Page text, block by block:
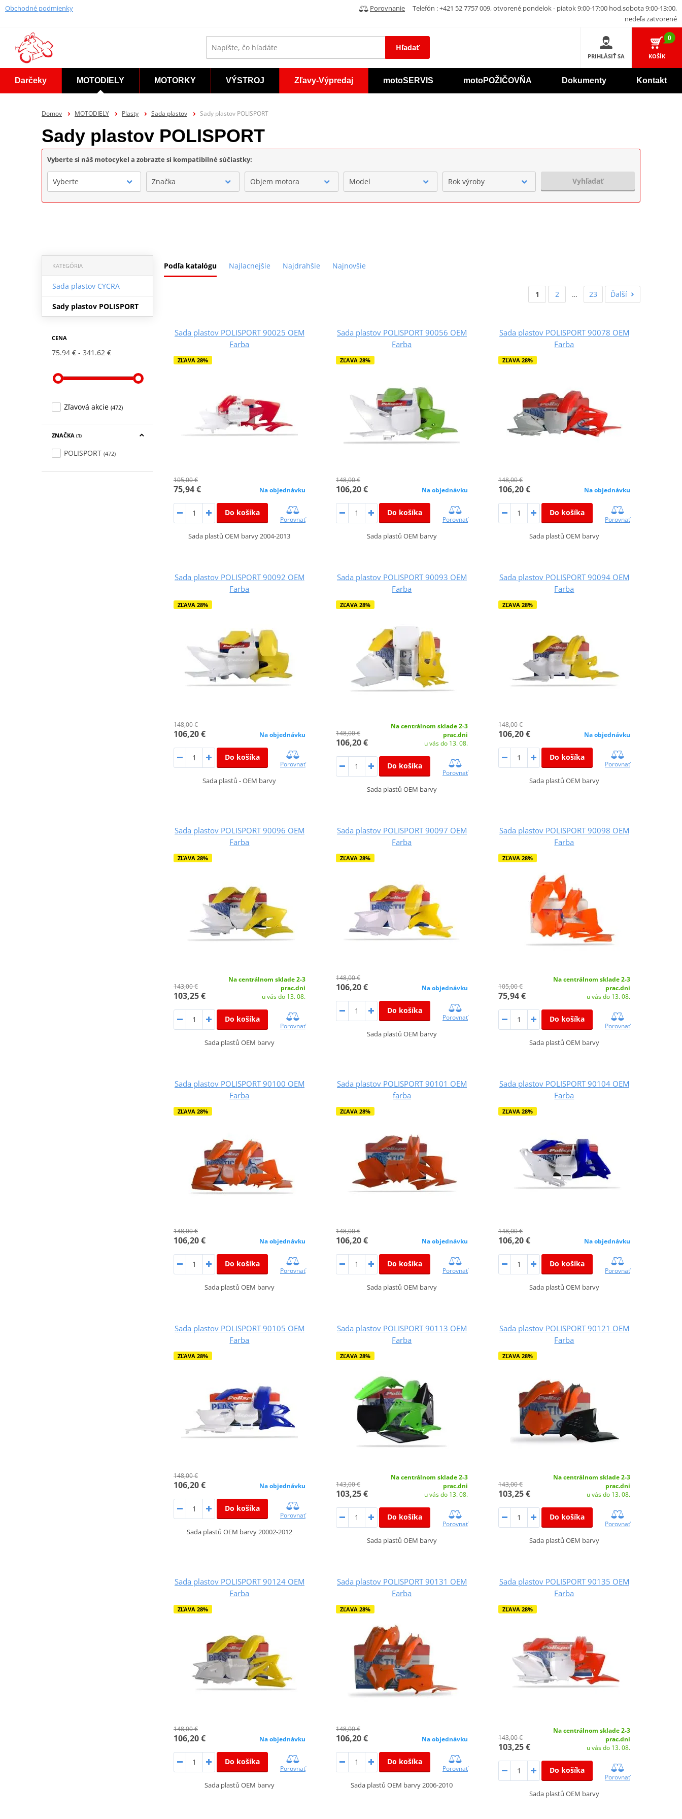
Obchodné podmienky Porovnanie
Telefón : +421 52 7757 009, otvorené pondelok - piatok 9:00-17:00 hod,sobota 9:00-13:00,
nedeľa zatvorené
Hľadať
PRIHLÁSIŤ SA
0
KOŠÍK
Darčeky MOTODIELY MOTORKY VÝSTROJ Zľavy-Výpredaj motoSERVIS motoPOŽIČOVŇA Dokumenty Kontakt
Domov MOTODIELY Plasty Sada plastov Sady plastov POLISPORT
Sady plastov POLISPORT
Vyberte si náš motocykel a zobrazte si kompatibilné súčiastky:
Vyberte Značka Objem motora Model Rok výroby Vyhľadať
Podľa katalógu Najlacnejšie Najdrahšie Najnovšie
KATEGÓRIA
Sada plastov CYCRA
Sady plastov POLISPORT
CENA
75.94 € 341.62 €
Zľavová akcie (472)
ZNAČKA (1)
POLISPORT (472)
1 2 … 23 Ďalší
Sada plastov POLISPORT 90025 OEM
Farba
ZĽAVA 28%
105,00 €
75,94 € Na objednávku
Do košíka
Porovnať
Sada plastů OEM barvy 2004-2013
Sada plastov POLISPORT 90056 OEM
Farba
ZĽAVA 28%
148,00 €
106,20 € Na objednávku
Do košíka
Porovnať
Sada plastů OEM barvy
Sada plastov POLISPORT 90078 OEM
Farba
ZĽAVA 28%
148,00 €
106,20 € Na objednávku
Do košíka
Porovnať
Sada plastů OEM barvy
Sada plastov POLISPORT 90092 OEM
Farba
ZĽAVA 28%
148,00 €
106,20 € Na objednávku
Do košíka
Porovnať
Sada plastů - OEM barvy
Sada plastov POLISPORT 90093 OEM
Farba
ZĽAVA 28%
148,00 €
106,20 €
Na centrálnom sklade 2-3
prac.dni
u vás do 13. 08.
Do košíka
Porovnať
Sada plastů OEM barvy
Sada plastov POLISPORT 90094 OEM
Farba
ZĽAVA 28%
148,00 €
106,20 € Na objednávku
Do košíka
Porovnať
Sada plastů OEM barvy
Sada plastov POLISPORT 90096 OEM
Farba
ZĽAVA 28%
143,00 €
103,25 €
Na centrálnom sklade 2-3
prac.dni
u vás do 13. 08.
Do košíka
Porovnať
Sada plastů OEM barvy
Sada plastov POLISPORT 90097 OEM
Farba
ZĽAVA 28%
148,00 €
106,20 € Na objednávku
Do košíka
Porovnať
Sada plastů OEM barvy
Sada plastov POLISPORT 90098 OEM
Farba
ZĽAVA 28%
105,00 €
75,94 €
Na centrálnom sklade 2-3
prac.dni
u vás do 13. 08.
Do košíka
Porovnať
Sada plastů OEM barvy
Sada plastov POLISPORT 90100 OEM
Farba
ZĽAVA 28%
148,00 €
106,20 € Na objednávku
Do košíka
Porovnať
Sada plastů OEM barvy
Sada plastov POLISPORT 90101 OEM
farba
ZĽAVA 28%
148,00 €
106,20 € Na objednávku
Do košíka
Porovnať
Sada plastů OEM barvy
Sada plastov POLISPORT 90104 OEM
Farba
ZĽAVA 28%
148,00 €
106,20 € Na objednávku
Do košíka
Porovnať
Sada plastů OEM barvy
Sada plastov POLISPORT 90105 OEM
Farba
ZĽAVA 28%
148,00 €
106,20 € Na objednávku
Do košíka
Porovnať
Sada plastů OEM barvy 20002-2012
Sada plastov POLISPORT 90113 OEM
Farba
ZĽAVA 28%
143,00 €
103,25 €
Na centrálnom sklade 2-3
prac.dni
u vás do 13. 08.
Do košíka
Porovnať
Sada plastů OEM barvy
Sada plastov POLISPORT 90121 OEM
Farba
ZĽAVA 28%
143,00 €
103,25 €
Na centrálnom sklade 2-3
prac.dni
u vás do 13. 08.
Do košíka
Porovnať
Sada plastů OEM barvy
Sada plastov POLISPORT 90124 OEM
Farba
ZĽAVA 28%
148,00 €
106,20 € Na objednávku
Do košíka
Porovnať
Sada plastů OEM barvy
Sada plastov POLISPORT 90131 OEM
Farba
ZĽAVA 28%
148,00 €
106,20 € Na objednávku
Do košíka
Porovnať
Sada plastů OEM barvy 2006-2010
Sada plastov POLISPORT 90135 OEM
Farba
ZĽAVA 28%
143,00 €
103,25 €
Na centrálnom sklade 2-3
prac.dni
u vás do 13. 08.
Do košíka
Porovnať
Sada plastů OEM barvy